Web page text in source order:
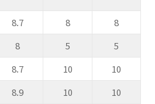
8.7 8
8
8 5
5
8.7 10
10
8.9 10
10